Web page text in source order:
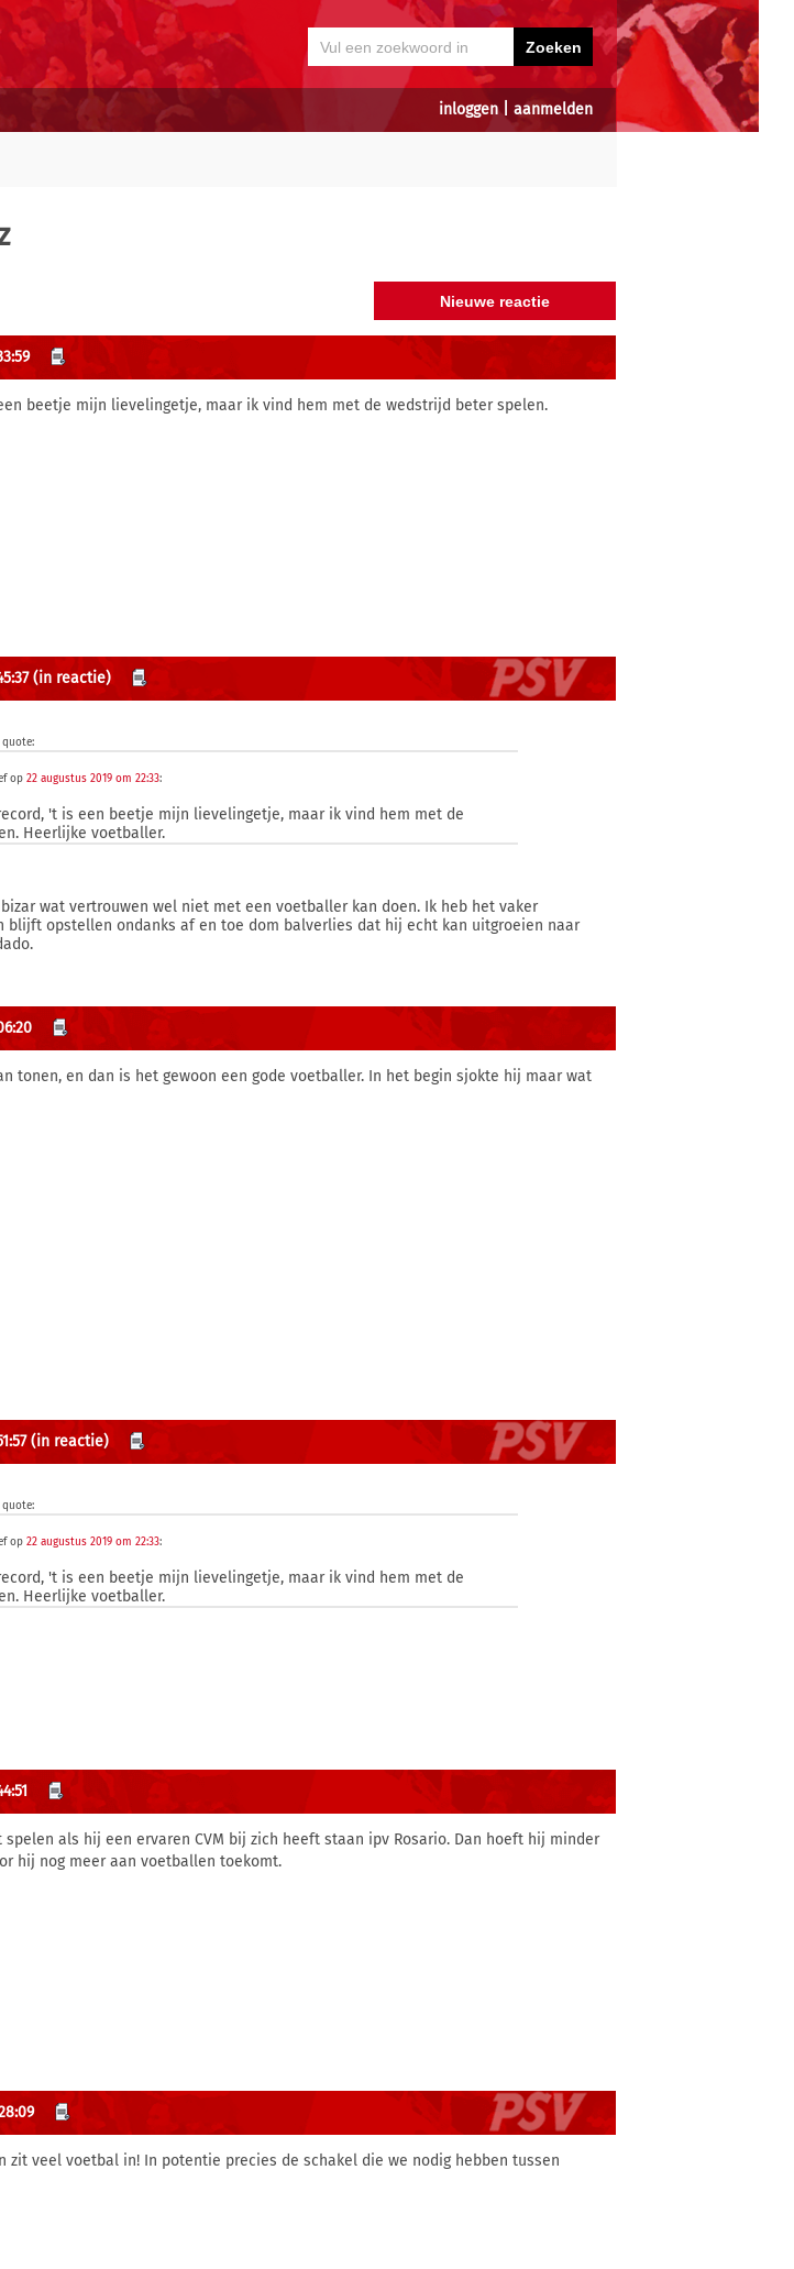
inloggen| aanmelden
beetje mijn lievelingetje, maar ik vind hem met de wedstrijd beter spelen.
(in reactie)
op22 augustus 2019 om 22:33:
't is een beetje mijn lievelingetje, maar ik vind hem met de
Heerlijke voetballer.
wat vertrouwen wel niet met een voetballer kan doen. Ik heb het vaker
blijft opstellen ondanks af en toe dom balverlies dat hij echt kan uitgroeien naar
tonen, en dan is het gewoon een gode voetballer. In het begin sjokte hij maar wat
(in reactie)
op22 augustus 2019 om 22:33:
't is een beetje mijn lievelingetje, maar ik vind hem met de
Heerlijke voetballer.
als hij een ervaren CVM bij zich heeft staan ipv Rosario. Dan hoeft hij minder
hij nog meer aan voetballen toekomt.
zit veel voetbal in! In potentie precies de schakel die we nodig hebben tussen